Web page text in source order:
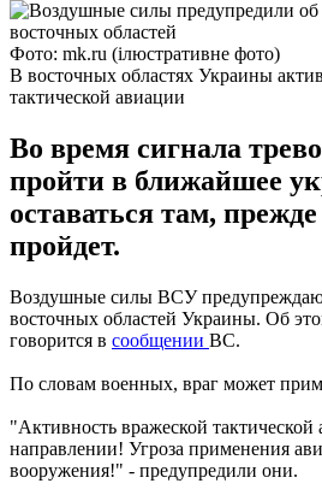
Фото: mk.ru (ілюстративне фото)
В восточных областях Украины
тактической авиации
Во время сигнала
пройти в ближайшее
оставаться там,
пройдет.
Воздушные силы ВСУ
восточных областей Украины. Об
говорится в сообщении ВС.
По словам военных, враг может
"Активность вражеской
направлении! Угроза применения
вооружения!" - предупредили они.